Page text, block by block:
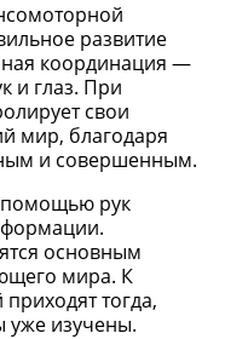
развитие
координация —
и глаз. При
свои
мир, благодаря
и совершенным.
помощью рук
основным
мира. К
тогда,
уже изучены.